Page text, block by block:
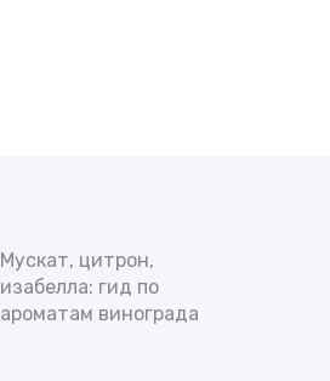
Мускат, цитрон,
изабелла: гид по
ароматам винограда